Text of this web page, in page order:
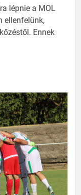
lépnie a MOL
ellenfelünk,
Ennek